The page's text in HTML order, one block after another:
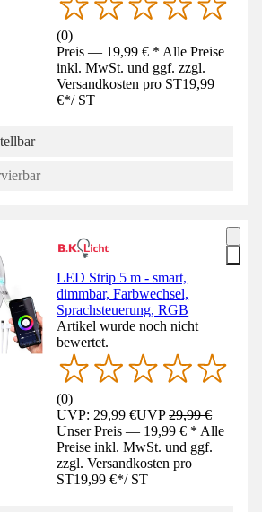
(0)
Preis — 19,99 € * Alle Preise
inkl. MwSt. und ggf. zzgl.
Versandkosten pro ST19,99
€*/ ST
LED Strip 5 m - smart,
dimmbar, Farbwechsel,
Sprachsteuerung, RGB
Artikel wurde noch nicht
bewertet.
(0)
UVP: 29,99 €UVP29,99 €
Unser Preis — 19,99 € * Alle
Preise inkl. MwSt. und ggf.
zzgl. Versandkosten pro
ST19,99 €*/ ST